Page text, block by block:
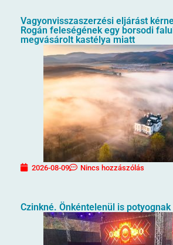
Vagyonvisszaszerzési eljárást
Rogán feleségének egy borsodi
megvásárolt kastélya miatt
2026-08-09 Nincs hozzászólás
Czinkné. Önkéntelenül is